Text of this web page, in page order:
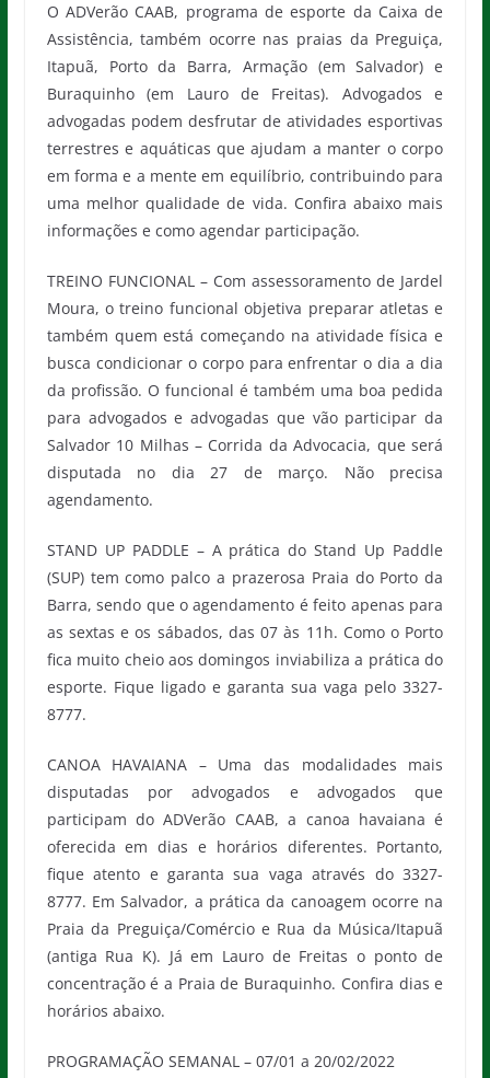
O ADVerão CAAB, programa de esporte da Caixa de
Assistência, também ocorre nas praias da Preguiça,
Itapuã, Porto da Barra, Armação (em Salvador) e
Buraquinho (em Lauro de Freitas). Advogados e
advogadas podem desfrutar de atividades esportivas
terrestres e aquáticas que ajudam a manter o corpo
em forma e a mente em equilíbrio, contribuindo para
uma melhor qualidade de vida. Confira abaixo mais
informações e como agendar participação.
TREINO FUNCIONAL – Com assessoramento de Jardel
Moura, o treino funcional objetiva preparar atletas e
também quem está começando na atividade física e
busca condicionar o corpo para enfrentar o dia a dia
da profissão. O funcional é também uma boa pedida
para advogados e advogadas que vão participar da
Salvador 10 Milhas – Corrida da Advocacia, que será
disputada no dia 27 de março. Não precisa
agendamento.
STAND UP PADDLE – A prática do Stand Up Paddle
(SUP) tem como palco a prazerosa Praia do Porto da
Barra, sendo que o agendamento é feito apenas para
as sextas e os sábados, das 07 às 11h. Como o Porto
fica muito cheio aos domingos inviabiliza a prática do
esporte. Fique ligado e garanta sua vaga pelo 3327-
8777.
CANOA HAVAIANA – Uma das modalidades mais
disputadas por advogados e advogados que
participam do ADVerão CAAB, a canoa havaiana é
oferecida em dias e horários diferentes. Portanto,
fique atento e garanta sua vaga através do 3327-
8777. Em Salvador, a prática da canoagem ocorre na
Praia da Preguiça/Comércio e Rua da Música/Itapuã
(antiga Rua K). Já em Lauro de Freitas o ponto de
concentração é a Praia de Buraquinho. Confira dias e
horários abaixo.
PROGRAMAÇÃO SEMANAL – 07/01 a 20/02/2022